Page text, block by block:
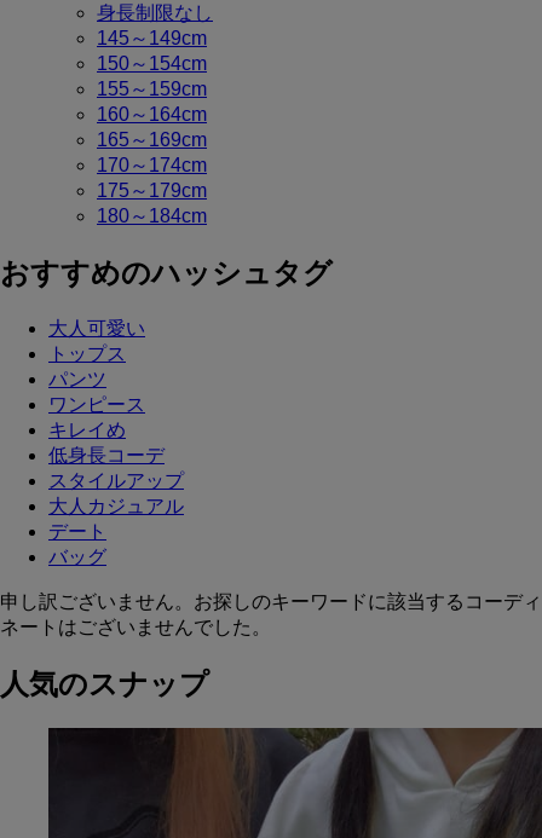
身長制限なし
145～149cm
150～154cm
155～159cm
160～164cm
165～169cm
170～174cm
175～179cm
180～184cm
おすすめのハッシュタグ
大人可愛い
トップス
パンツ
ワンピース
キレイめ
低身長コーデ
スタイルアップ
大人カジュアル
デート
バッグ
申し訳ございません。お探しのキーワードに該当するコーディ
ネートはございませんでした。
人気のスナップ